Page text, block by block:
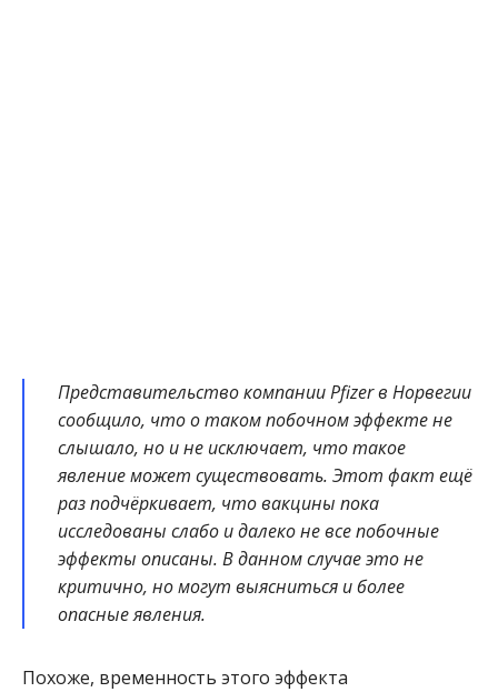
Представительство компании Pfizer в Норвегии
сообщило, что о таком побочном эффекте не
слышало, но и не исключает, что такое
явление может существовать. Этот факт ещё
раз подчёркивает, что вакцины пока
исследованы слабо и далеко не все побочные
эффекты описаны. В данном случае это не
критично, но могут выясниться и более
опасные явления.
Похоже, временность этого эффекта